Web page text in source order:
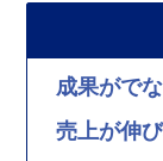
成果がで
売上が伸